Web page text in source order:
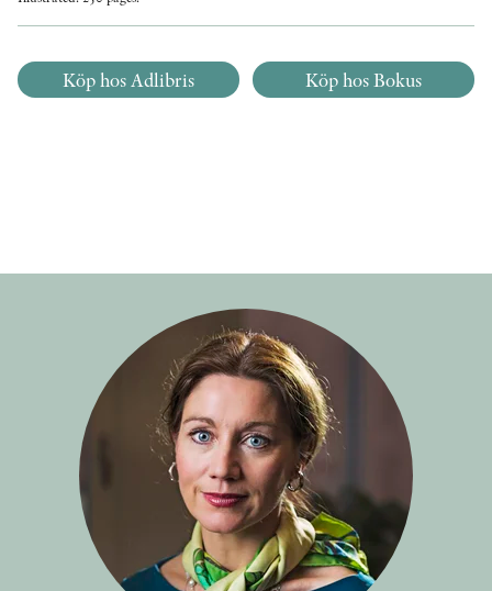
Köp hos Adlibris Köp hos Bokus